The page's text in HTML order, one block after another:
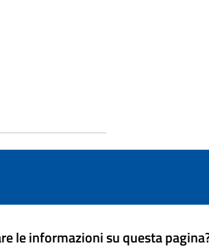
le informazioni su questa